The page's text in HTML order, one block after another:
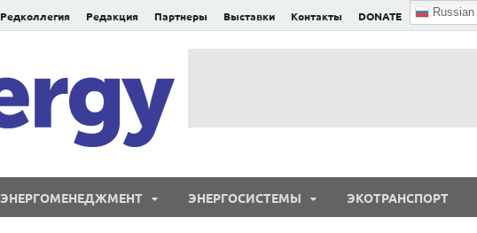
Редколлегия Редакция Партнеры Выставки Контакты DONATE Russian
ЭНЕРГОМЕНЕДЖМЕНТ ЭНЕРГОСИСТЕМЫ ЭКОТРАНСПОРТ